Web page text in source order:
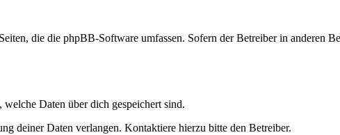
die die phpBB-Software umfassen. Sofern der Betreiber in anderen
Daten über dich gespeichert sind.
deiner Daten verlangen. Kontaktiere hierzu bitte den Betreiber.